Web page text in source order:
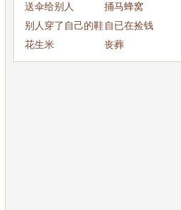
送伞给别人
捅马蜂窝
别人穿了自己的鞋
子
自已在捡钱
花生米
丧葬